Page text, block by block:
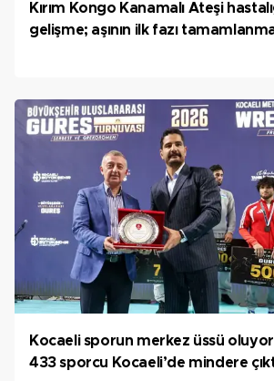
Kırım Kongo Kanamalı Ateşi
gelişme; aşının ilk fazı
Kocaeli sporun merkez üssü
433 sporcu Kocaeli’de mindere